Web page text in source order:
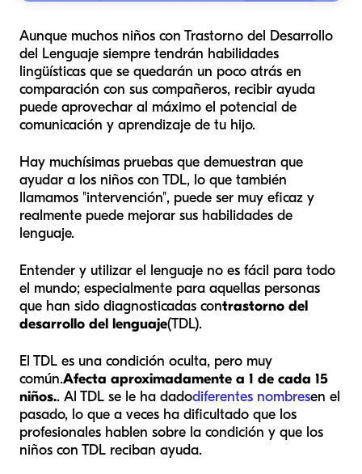
Aunque muchos niños con Trastorno del Desarrollo
del Lenguaje siempre tendrán habilidades
lingüísticas que se quedarán un poco atrás en
comparación con sus compañeros, recibir ayuda
puede aprovechar al máximo el potencial de
comunicación y aprendizaje de tu hijo.
Hay muchísimas pruebas que demuestran que
ayudar a los niños con TDL, lo que también
llamamos "intervención", puede ser muy eficaz y
realmente puede mejorar sus habilidades de
lenguaje.
Entender y utilizar el lenguaje no es fácil para todo
el mundo; especialmente para aquellas personas
que han sido diagnosticadas contrastorno del
desarrollo del lenguaje(TDL).
El TDL es una condición oculta, pero muy
común.Afecta aproximadamente a 1 de cada 15
niños.. Al TDL se le ha dadodiferentes nombresen el
pasado, lo que a veces ha dificultado que los
profesionales hablen sobre la condición y que los
niños con TDL reciban ayuda.